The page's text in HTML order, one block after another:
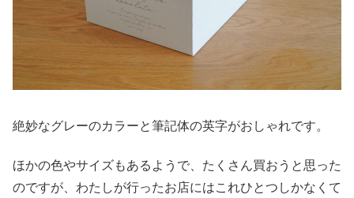
絶妙なグレーのカラーと筆記体の英字がおしゃれです。
ほかの色やサイズもあるようで、たくさん買おうと思った
のですが、わたしが行ったお店にはこれひとつしかなくて